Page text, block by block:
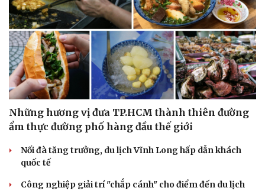
Những hương vị đưa TP.HCM thành thiên đường
ẩm thực đường phố hàng đầu thế giới
Nối đà tăng trưởng, du lịch Vĩnh Long hấp dẫn khách
quốc tế
Công nghiệp giải trí "chắp cánh" cho điểm đến du lịch